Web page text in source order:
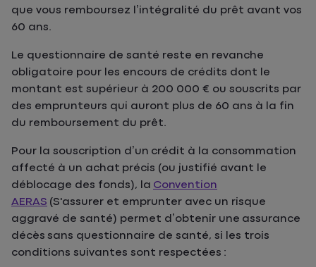
que vous remboursez l’intégralité du prêt avant vos
60 ans.
Le questionnaire de santé reste en revanche
obligatoire pour les encours de crédits dont le
montant est supérieur à 200 000 € ou souscrits par
des emprunteurs qui auront plus de 60 ans à la fin
du remboursement du prêt.
Pour la souscription d’un crédit à la consommation
affecté à un achat précis (ou justifié avant le
déblocage des fonds), la Convention
AERAS (S'assurer et emprunter avec un risque
aggravé de santé) permet d’obtenir une assurance
décès sans questionnaire de santé, si les trois
conditions suivantes sont respectées :